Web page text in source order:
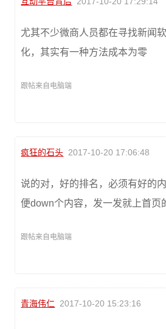
尤其不少微商人员都在寻找新闻
化，其实有一种方法成本为零
跟帖来自电脑端
疯狂的石头 2017-10-20 17:06:48
说的对，好的排名，必须有好的
便down个内容，发一发就上首页
跟帖来自电脑端
青海伟仁 2017-10-20 15:23:16